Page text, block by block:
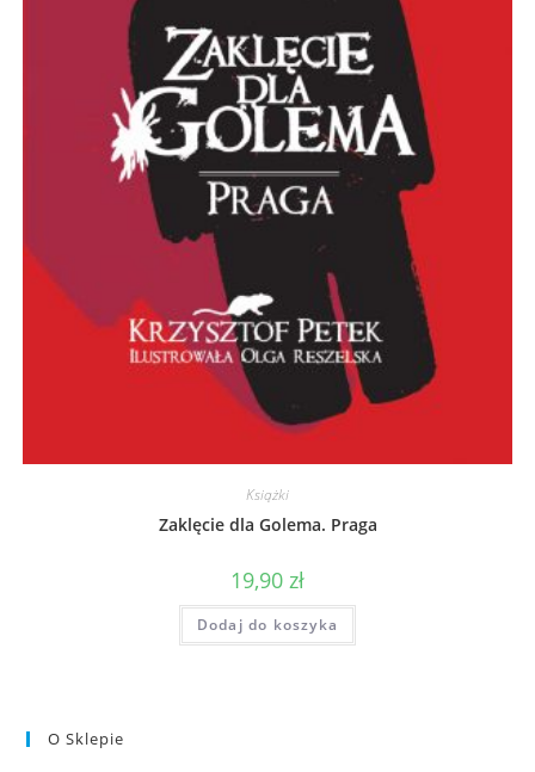
Książki
Zaklęcie dla Golema. Praga
19,90 zł
Dodaj do koszyka
O Sklepie